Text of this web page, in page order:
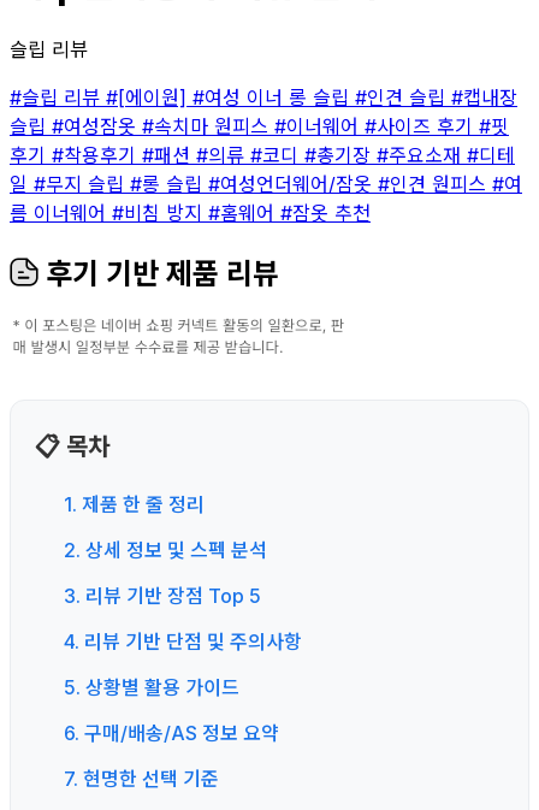
슬립 리뷰
#슬립 리뷰 #[에이원] #여성 이너 롱 슬립 #인견 슬립 #캡내장
슬립 #여성잠옷 #속치마 원피스 #이너웨어 #사이즈 후기 #핏
후기 #착용후기 #패션 #의류 #코디 #총기장 #주요소재 #디테
일 #무지 슬립 #롱 슬립 #여성언더웨어/잠옷 #인견 원피스 #여
름 이너웨어 #비침 방지 #홈웨어 #잠옷 추천
후기 기반 제품 리뷰
📋 목차
1. 제품 한 줄 정리
2. 상세 정보 및 스펙 분석
3. 리뷰 기반 장점 Top 5
4. 리뷰 기반 단점 및 주의사항
5. 상황별 활용 가이드
6. 구매/배송/AS 정보 요약
7. 현명한 선택 기준